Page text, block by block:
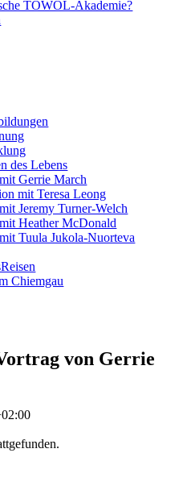
TOWOL-Akademie?
des Lebens
Gerrie March
mit Teresa Leong
Jeremy Turner-Welch
Heather McDonald
Tuula Jukola-Nuorteva
Chiemgau
von Gerrie